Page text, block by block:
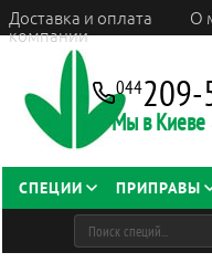
Доставка и оплата О
компании
044
Мы в Киеве
СПЕЦИИ ПРИПРАВЫ